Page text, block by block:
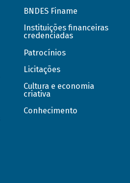
BNDES Finame
Instituições financeiras
credenciadas
Patrocínios
Licitações
Cultura e economia
criativa
Conhecimento